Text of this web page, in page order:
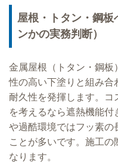
屋根・トタン・鋼
ンかの実務判断）
金属屋根（トタン・鋼板
性の高い下塗りと組み合
耐久性を発揮します。コ
を考えるなら遮熱機能
や過酷環境ではフッ素の
ことが多いです。施工
なります。